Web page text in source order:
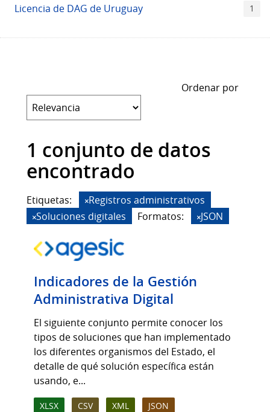
Licencia de DAG de Uruguay 1
Ordenar por
1 conjunto de datos
encontrado
Etiquetas:
Registros administrativos
Soluciones digitales
Formatos: JSON
Indicadores de la Gestión
Administrativa Digital
El siguiente conjunto permite conocer los
tipos de soluciones que han implementado
los diferentes organismos del Estado, el
detalle de qué solución específica están
usando, e...
XLSX CSV XML JSON